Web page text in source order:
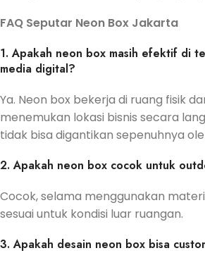
FAQ Seputar Neon Box Jakarta
1. Apakah neon box masih efektif di
media digital?
Ya. Neon box bekerja di ruang fisik
menemukan lokasi bisnis secara
tidak bisa digantikan sepenuhnya
2. Apakah neon box cocok untuk
Cocok, selama menggunakan
sesuai untuk kondisi luar ruangan.
3. Apakah desain neon box bisa